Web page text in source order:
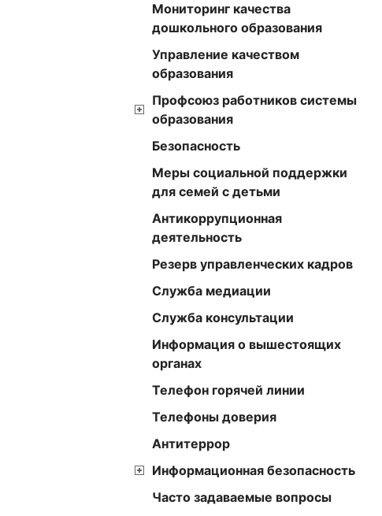
Мониторинг качества
дошкольного образования
Управление качеством
образования
Профсоюз работников системы
образования
Безопасность
Меры социальной поддержки
для семей с детьми
Антикоррупционная
деятельность
Резерв управленческих кадров
Служба медиации
Служба консультации
Информация о вышестоящих
органах
Телефон горячей линии
Телефоны доверия
Антитеррор
Информационная безопасность
Часто задаваемые вопросы